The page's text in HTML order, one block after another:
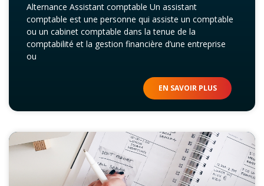
Alternance Assistant comptable Un assistant
comptable est une personne qui assiste un comptable
ou un cabinet comptable dans la tenue de la
comptabilité et la gestion financière d’une entreprise
ou
EN SAVOIR PLUS